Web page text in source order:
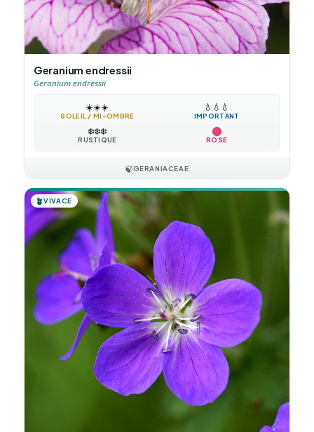
Geranium endressii
Geranium endressii
☀️☀️☀️
SOLEIL / MI-OMBRE
💧 💧 💧
IMPORTANT
❄️❄️❄️
RUSTIQUE ROSE
🍃GERANIACEAE
🪴VIVACE